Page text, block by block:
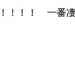
！！！ 一番